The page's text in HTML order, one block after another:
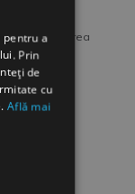
dupa aplicarea
pentru a
Prin
de
cu
Află mai